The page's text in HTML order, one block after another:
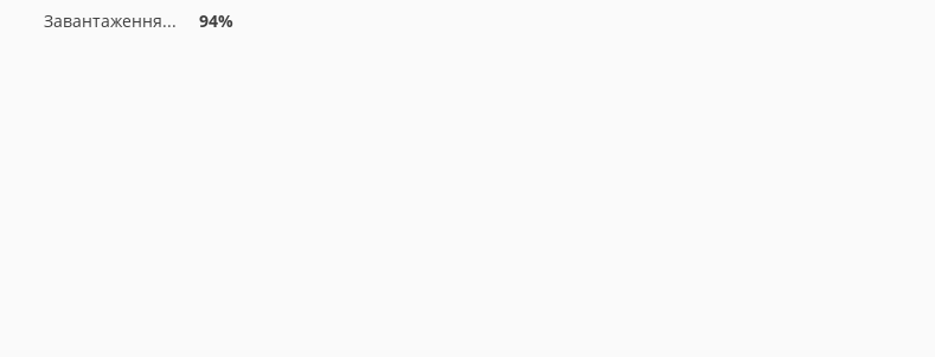
Завантаження... 94%